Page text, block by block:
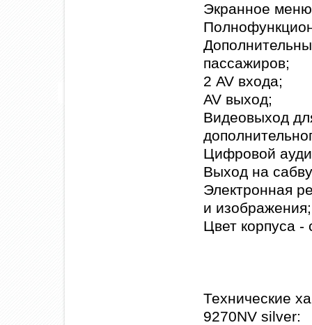
Экранное
пассажиров;
2 AV входа;
AV выход;
Видеовыход
Цифровой
Выход на
Электронная
и изображения;
Цвет корпуса -
Технические
9270NV silver: